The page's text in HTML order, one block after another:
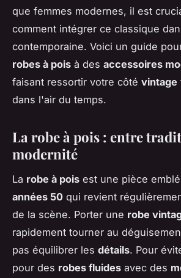
que femmes modernes, il est
comment intégrer ce classique
contemporaine. Voici un guide
robes à pois à des accessoires
faisant ressortir votre côté vintage
dans l'air du temps.
La robe à pois : entre
modernité
La robe à pois est une pièce
années 50 qui revient
de la scène. Porter une robe
rapidement tourner au
pas équilibrer les détails. Pour
pour des robes fluides avec des